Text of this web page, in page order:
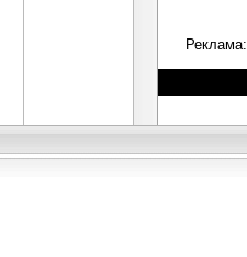
Реклама: